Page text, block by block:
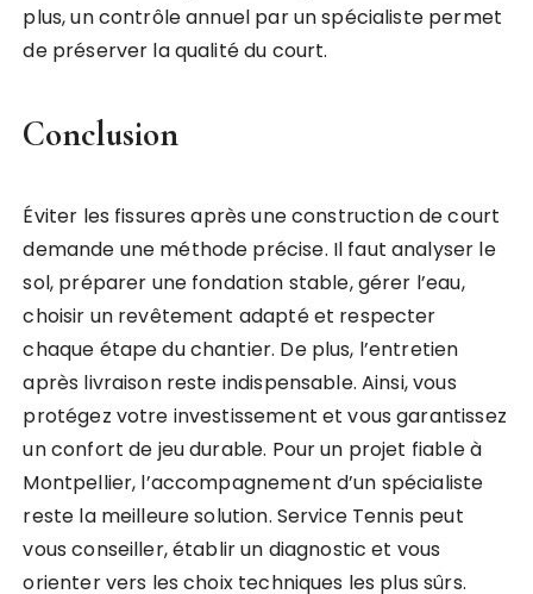
plus, un contrôle annuel par un spécialiste permet
de préserver la qualité du court.
Conclusion
Éviter les fissures après une construction de court
demande une méthode précise. Il faut analyser le
sol, préparer une fondation stable, gérer l’eau,
choisir un revêtement adapté et respecter
chaque étape du chantier. De plus, l’entretien
après livraison reste indispensable. Ainsi, vous
protégez votre investissement et vous garantissez
un confort de jeu durable. Pour un projet fiable à
Montpellier, l’accompagnement d’un spécialiste
reste la meilleure solution. Service Tennis peut
vous conseiller, établir un diagnostic et vous
orienter vers les choix techniques les plus sûrs.